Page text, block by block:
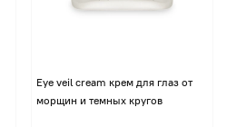
Eye veil cream крем для глаз от
морщин и темных кругов